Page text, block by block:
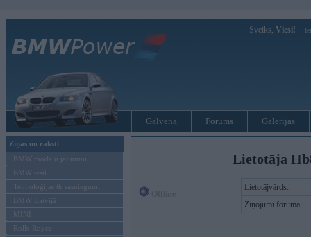
Sveiks, Viesi!
Galvenā Forums Galerijas
Ziņas un raksti
BMW modeļu jaunumi
BMW testi
Tehnoloģijas & sasniegumi
BMW Latvijā
MINI
Rolls-Royce
Lietotāja
Lietotājvārds:
Ziņojumi forumā: